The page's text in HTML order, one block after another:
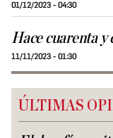
01/12/2023 - 04:30
Hace cuarenta y
11/11/2023 - 01:30
ÚLTIMAS